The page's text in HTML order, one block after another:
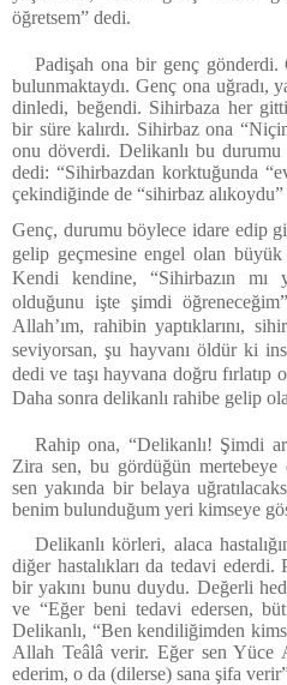
öğretsem” dedi.
Padişah ona bir genç
bulunmaktaydı. Genç ona uğradı,
dinledi, beğendi. Sihirbaza her
bir süre kalırdı. Sihirbaz ona
onu döverdi. Delikanlı bu
dedi: “Sihirbazdan korktuğunda
çekindiğinde de “sihirbaz alıkoydu”
Genç, durumu böylece idare edip
gelip geçmesine engel olan büyük
Kendi kendine, “Sihirbazın
olduğunu işte şimdi
Allah’ım, rahibin yaptıklarını,
seviyorsan, şu hayvanı öldür ki
dedi ve taşı hayvana doğru
Daha sonra delikanlı rahibe gelip
Rahip ona, “Delikanlı! Şimdi
Zira sen, bu gördüğün mertebeye
sen yakında bir belaya
benim bulunduğum yeri kimseye
Delikanlı körleri, alaca
diğer hastalıkları da tedavi ederdi.
bir yakını bunu duydu. Değerli
ve “Eğer beni tedavi edersen,
Delikanlı, “Ben kendiliğimden
Allah Teâlâ verir. Eğer sen Yüce
ederim, o da (dilerse) sana şifa